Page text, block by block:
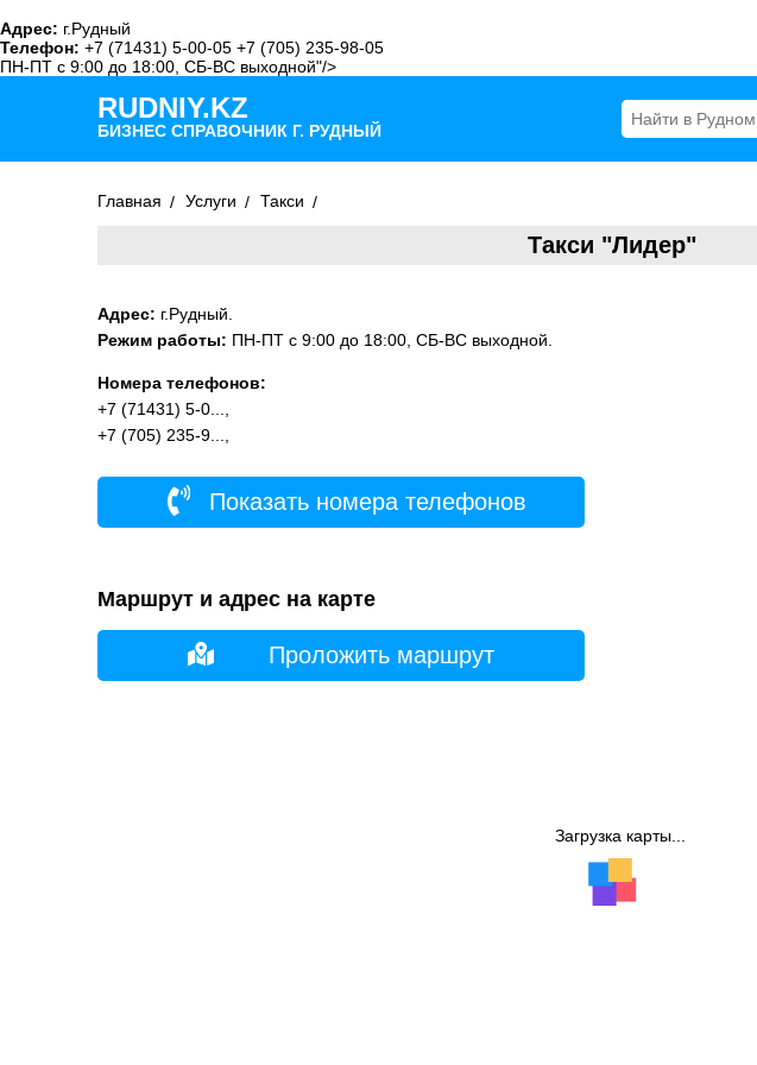
Адрес: г.Рудный
Телефон: +7 (71431) 5-00-05 +7 (705) 235-98-05
ПН-ПТ с 9:00 до 18:00, СБ-ВС выходной"/>
RUDNIY.KZ
БИЗНЕС СПРАВОЧНИК Г. РУДНЫЙ
Главная Услуги Такси
Такси "Лидер"
Адрес: г.Рудный.
Режим работы: ПН-ПТ с 9:00 до 18:00, СБ-ВС выходной.
Номера телефонов:
+7 (71431) 5-0...,
+7 (705) 235-9...,
Показать номера телефонов
Маршрут и адрес на карте
Проложить маршрут
Загрузка карты...